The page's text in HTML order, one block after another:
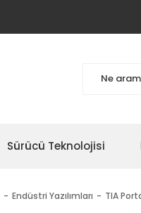
Sürücü Teknolojisi
Endüstri Yazılımları TIA